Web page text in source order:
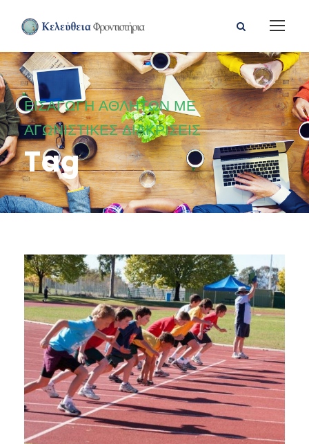
ΕΙΣΑΓΩΓΗ ΑΘΛΗΤΩΝ ΜΕ
ΑΓΩΝΙΣΤΙΚΕΣ ΔΙΑΚΡΙΣΕΙΣ
Tag